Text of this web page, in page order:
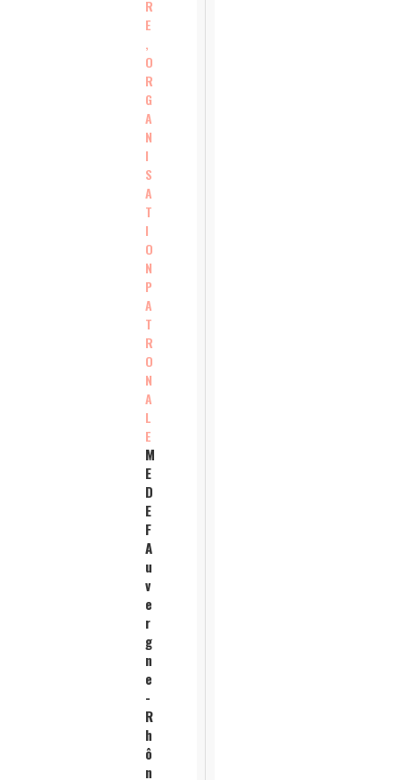
R
E
,
O
R
G
A
N
I
S
A
T
I
O
N
P
A
T
R
O
N
A
L
E
M
E
D
E
F
A
u
v
e
r
g
n
e
-
R
h
ô
n